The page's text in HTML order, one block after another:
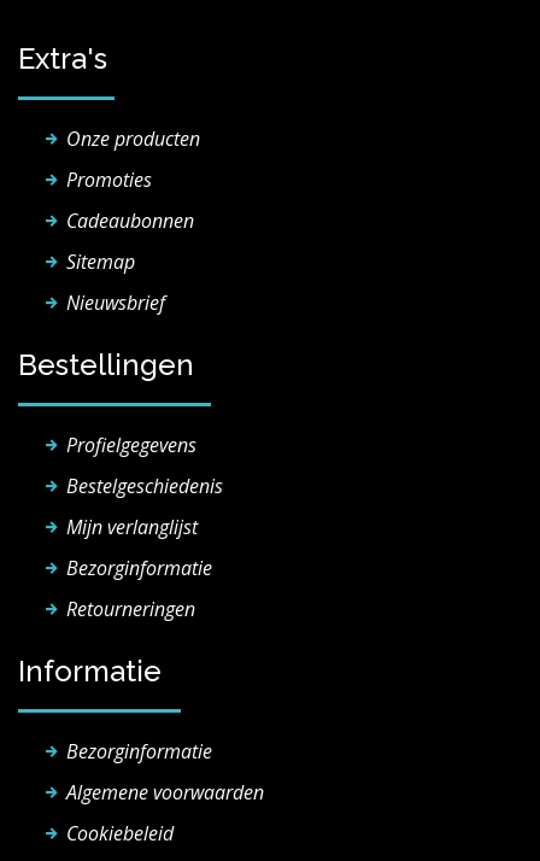
Extra's
Onze producten
Promoties
Cadeaubonnen
Sitemap
Nieuwsbrief
Bestellingen
Profielgegevens
Bestelgeschiedenis
Mijn verlanglijst
Bezorginformatie
Retourneringen
Informatie
Bezorginformatie
Algemene voorwaarden
Cookiebeleid